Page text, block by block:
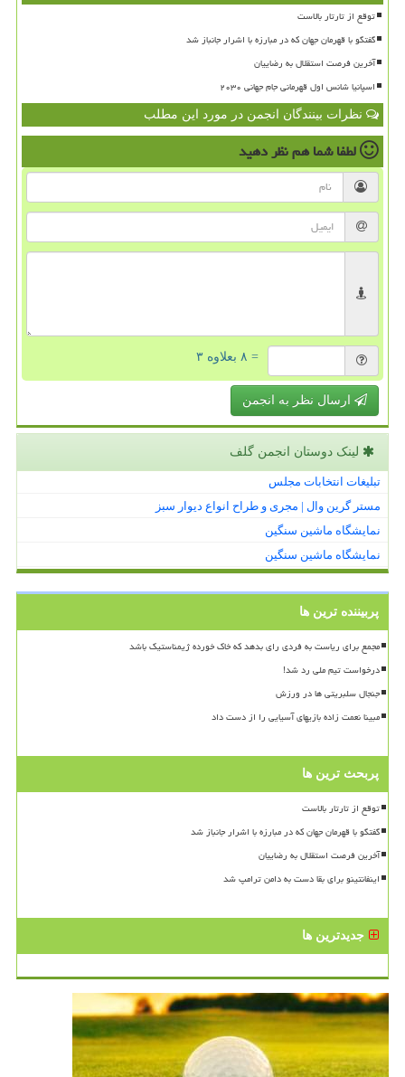
توقع از تارتار بالاست
گفتگو با قهرمان جهان که در مبارزه با اشرار جانباز شد
آخرین فرصت استقلال به رضاییان
اسپانیا شانس اول قهرمانی جام جهانی ۲۰۳۰
نظرات بینندگان انجمن در مورد این مطلب
لطفا شما همنظر دهید
= ۸ بعلاوه ۳
ارسال نظر به انجمن
لینک دوستان انجمن گلف
تبلیغات انتخابات مجلس
مستر گرین وال | مجری و طراح انواع دیوار سبز
نمایشگاه ماشین سنگین
نمایشگاه ماشین سنگین
پربیننده ترین ها
مجمع برای ریاست به فردی رای بدهد که خاک خورده ژیمناستیک باشد
درخواست تیم ملی رد شد!
جنجال سلبریتی ها در ورزش
مبینا نعمت زاده بازیهای آسیایی را از دست داد
پربحث ترین ها
توقع از تارتار بالاست
گفتگو با قهرمان جهان که در مبارزه با اشرار جانباز شد
آخرین فرصت استقلال به رضاییان
اینفانتینو برای بقا دست به دامن ترامپ شد
جدیدترین ها